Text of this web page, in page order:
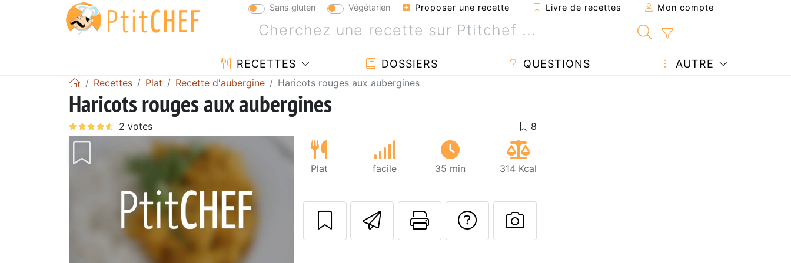
Sans gluten Végétarien Proposer une recette Livre de recettes Mon compte
RECETTES DOSSIERS QUESTIONS AUTRE
Recettes Plat Recette d'aubergine Haricots rouges aux aubergines
Haricots rouges aux aubergines
Plat facile 35 min 314 Kcal
Envoyer cette recette à un ami
Imprimer cette page
Poser une question à l'auteur
Publier votre photo de cette